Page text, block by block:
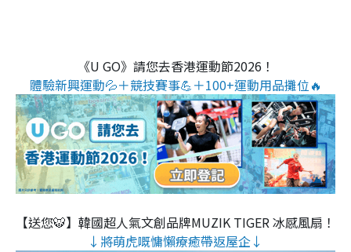
《U GO》請您去香港運動節2026！
體驗新興運動💦＋競技賽事💪＋100+運動用品攤位🔥
【送您🐯】韓國超人氣文創品牌MUZIK TIGER 冰感風扇！
↓將萌虎嘅慵懶療癒帶返屋企↓